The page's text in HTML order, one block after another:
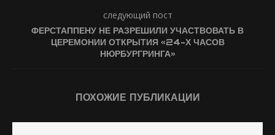
следующий пост
ФЕРСТАППЕНУ НЕ РАЗРЕШИЛИ УЧАСТВОВАТЬ В
ЦЕРЕМОНИИ ОТКРЫТИЯ «24-Х ЧАСОВ
НЮРБУРГРИНГА»
ПОХОЖИЕ ПУБЛИКАЦИИ